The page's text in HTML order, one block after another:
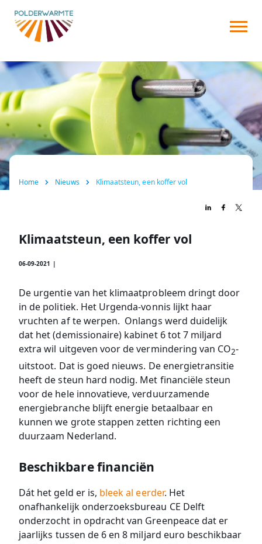
Over ons
Warmtenet
Aansluiten
Nieuws
Home Nieuws Klimaatsteun, een koffer vol
Klimaatsteun, een koffer vol
06-09-2021 |
De urgentie van het klimaatprobleem dringt door
in de politiek. Het Urgenda-vonnis lijkt haar
vruchten af te werpen. Onlangs werd duidelijk
dat het (demissionaire) kabinet 6 tot 7 miljard
extra wil uitgeven voor de vermindering van CO2-
uitstoot. Dat is goed nieuws. De energietransitie
heeft de steun hard nodig. Met financiële steun
voor de hele innovatieve, verduurzamende
energiebranche blijft energie betaalbaar en
kunnen we grote stappen zetten richting een
duurzaam Nederland.
Beschikbare financiën
Dát het geld er is, bleek al eerder. Het
onafhankelijk onderzoeksbureau CE Delft
onderzocht in opdracht van Greenpeace dat er
jaarlijks tussen de 6 en 8 miljard euro beschikbaar